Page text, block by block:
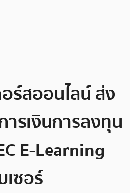
ร์สออนไลน์ ส่ง
ารเงินการลงทุน
E-Learning
เซอร์